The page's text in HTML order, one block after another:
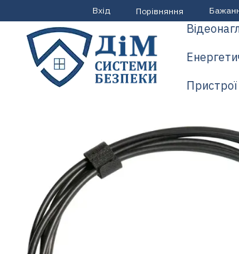
Перейти до основного контенту
Вхід Порівняння